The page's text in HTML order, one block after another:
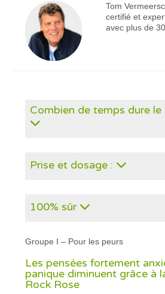
Tom
certifié et
avec plus de
Combien de temps dure
Prise et dosage :
100% sûr
Groupe I – Pour les peurs
Les pensées fortement
panique diminuent grâce à
Rock Rose